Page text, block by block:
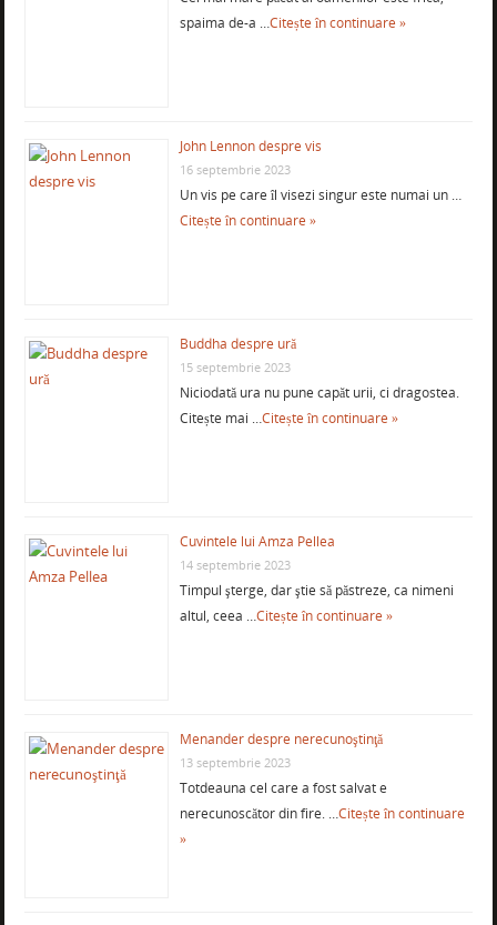
spaima de-a …Citește în continuare »
John Lennon despre vis
16 septembrie 2023
Un vis pe care îl visezi singur este numai un …
Citește în continuare »
Buddha despre ură
15 septembrie 2023
Niciodată ura nu pune capăt urii, ci dragostea.
Citește mai …Citește în continuare »
Cuvintele lui Amza Pellea
14 septembrie 2023
Timpul şterge, dar ştie să păstreze, ca nimeni
altul, ceea …Citește în continuare »
Menander despre nerecunoştinţă
13 septembrie 2023
Totdeauna cel care a fost salvat e
nerecunoscător din fire. …Citește în continuare
»